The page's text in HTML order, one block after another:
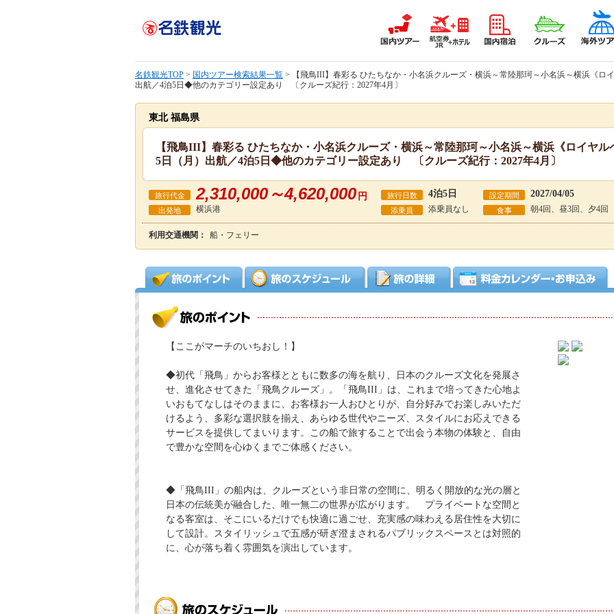
名鉄観光TOP > 国内ツアー検索結果一覧 > 【飛鳥III】春彩る ひたちなか・小名浜クルーズ・横浜～常陸那珂～小名浜～横浜《ロ
出航／4泊5日◆他のカテゴリー設定あり 〔クルーズ紀行：2027年4月〕
東北 福島県
【飛鳥III】春彩る ひたちなか・小名浜クルーズ・横浜～常陸那珂～小名浜～横浜《ロイヤル
5日（月）出航／4泊5日◆他のカテゴリー設定あり 〔クルーズ紀行：2027年4月〕
旅行代金 2,310,000～4,620,000 円 旅行日数 4泊5日 設定期間 2027/04/05
出発地 横浜港 添乗員 添乗員なし 食事 朝4回、昼3回、夕4回
利用交通機関： 船・フェリー
【ここがマーチのいちおし！】
◆初代「飛鳥」からお客様とともに数多の海を航り、日本のクルーズ文化を発展さ
せ、進化させてきた「飛鳥クルーズ」。「飛鳥III」は、これまで培ってきた心地よ
いおもてなしはそのままに、お客様お一人おひとりが、自分好みでお楽しみいただ
けるよう、多彩な選択肢を揃え、あらゆる世代やニーズ、スタイルにお応えできる
サービスを提供してまいります。この船で旅することで出会う本物の体験と、自由
で豊かな空間を心ゆくまでご体感ください。
◆「飛鳥III」の船内は、クルーズという非日常の空間に、明るく開放的な光の層と
日本の伝統美が融合した、唯一無二の世界が広がります。 プライベートな空間と
なる客室は、そこにいるだけでも快適に過ごせ、充実感の味わえる居住性を大切に
して設計。スタイリッシュで五感が研ぎ澄まされるパブリックスペースとは対照的
に、心が落ち着く雰囲気を演出しています。